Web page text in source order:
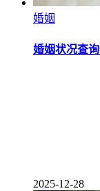
婚姻
婚姻状况查
2025-12-28